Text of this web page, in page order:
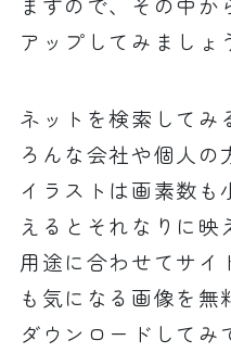
アップしてみましょ
ネットを検索してみ
ろんな会社や個人の
イラストは画素数も
えるとそれなりに映
用途に合わせてサイ
も気になる画像を
ダウンロードしてみ